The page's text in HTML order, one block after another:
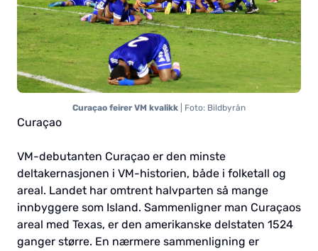
Curaçao feirer VM kvalikk | Foto: Bildbyrån
Curaçao
VM-debutanten Curaçao er den minste
deltakernasjonen i VM-historien, både i folketall og
areal. Landet har omtrent halvparten så mange
innbyggere som Island. Sammenligner man Curaçaos
areal med Texas, er den amerikanske delstaten 1524
ganger større. En nærmere sammenligning er